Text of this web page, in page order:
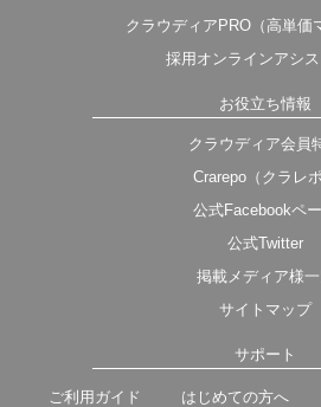
クラウディアPRO（高単価
採用オンラインアシス
お役立ち情報
クラウディア会員
Crarepo（クラレポ
公式Facebookペ
公式Twitter
掲載メディア様
サイトマップ
サポート
ご利用ガイド はじめての方へ